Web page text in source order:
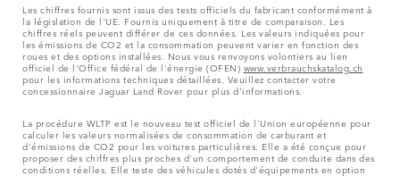
Les chiffres fournis sont issus des tests officiels du fabricant conformément à
la législation de l'UE. Fournis uniquement à titre de comparaison. Les
chiffres réels peuvent différer de ces données. Les valeurs indiquées pour
les émissions de CO2 et la consommation peuvent varier en fonction des
roues et des options installées. Nous vous renvoyons volontiers au lien
officiel de l'Office fédéral de l'énergie (OFEN) www.verbrauchskatalog.ch
pour les informations techniques détaillées. Veuillez contacter votre
concessionnaire Jaguar Land Rover pour plus d'informations.
La procédure WLTP est le nouveau test officiel de l'Union européenne pour
calculer les valeurs normalisées de consommation de carburant et
d'émissions de CO2 pour les voitures particulières. Elle a été conçue pour
proposer des chiffres plus proches d'un comportement de conduite dans des
conditions réelles. Elle teste des véhicules dotés d'équipements en option